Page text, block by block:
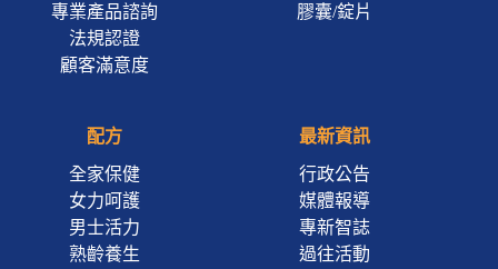
專業產品諮詢
法規認證
顧客滿意度
膠囊/錠片
配方
全家保健
女力呵護
男士活力
熟齡養生
最新資訊
行政公告
媒體報導
專新智誌
過往活動